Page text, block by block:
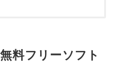
料フリーソフト